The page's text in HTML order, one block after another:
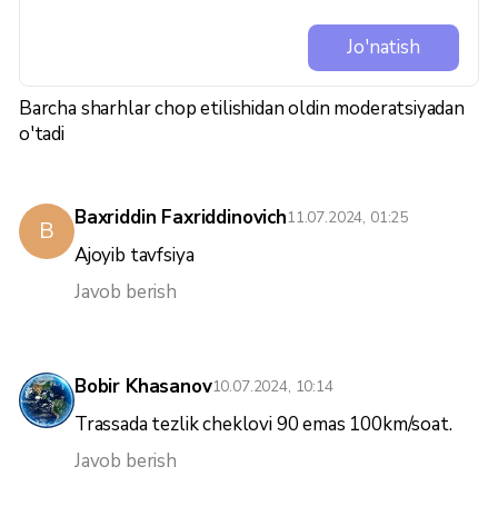
Jo'natish
Barcha sharhlar chop etilishidan oldin moderatsiyadan
o'tadi
B Baxriddin Faxriddinovich11.07.2024, 01:25
Ajoyib tavfsiya
Javob berish
Bobir Khasanov10.07.2024, 10:14
Trassada tezlik cheklovi 90 emas 100km/soat.
Javob berish